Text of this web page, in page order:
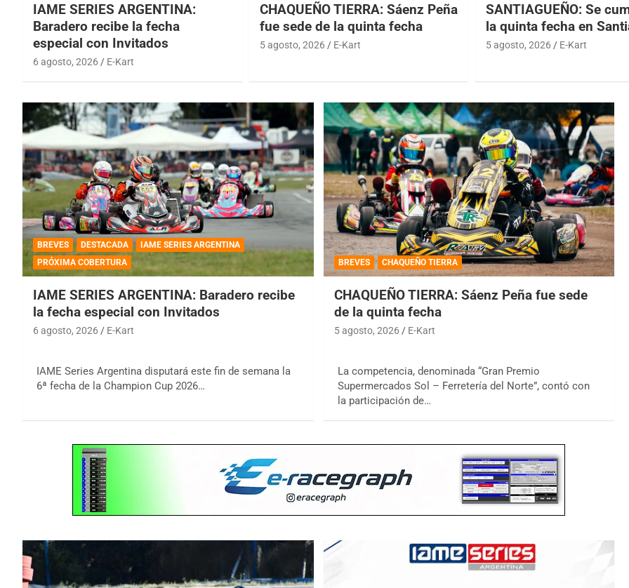
IAME SERIES ARGENTINA:
Baradero recibe la fecha
especial con Invitados
6 agosto, 2026 E-Kart
CHAQUEÑO TIERRA: Sáenz Peña
fue sede de la quinta fecha
5 agosto, 2026 E-Kart
SANTIAGUEÑO: Se
la quinta fecha en
5 agosto, 2026 E-Kart
BREVES DESTACADA
IAME SERIES ARGENTINA
PRÓXIMA COBERTURA
IAME SERIES ARGENTINA: Baradero recibe
la fecha especial con Invitados
6 agosto, 2026 E-Kart
IAME Series Argentina disputará este fin de semana la
6ª fecha de la Champion Cup 2026…
BREVES CHAQUEÑO TIERRA
CHAQUEÑO TIERRA: Sáenz Peña fue sede
de la quinta fecha
5 agosto, 2026 E-Kart
La competencia, denominada “Gran Premio
Supermercados Sol – Ferretería del Norte”, contó con
la participación de…